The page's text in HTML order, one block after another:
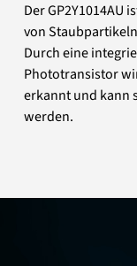
Der GP2Y1014AU
von
Durch eine
Phototransistor
erkannt und kann
werden.